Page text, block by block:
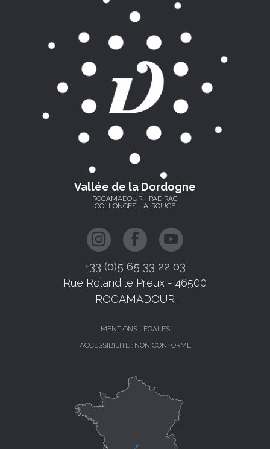
Vallée de la Dordogne
ROCAMADOUR - PADIRAC
COLLONGES-LA-ROUGE
+33 (0)5 65 33 22 03
Rue Roland le Preux - 46500
ROCAMADOUR
MENTIONS LÉGALES
ACCESSIBILITÉ : NON CONFORME